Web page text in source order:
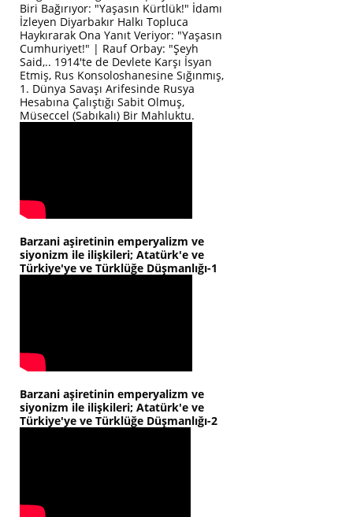
Biri Bağırıyor: "Yaşasın Kürtlük!" İdamı
İzleyen Diyarbakır Halkı Topluca
Haykırarak Ona Yanıt Veriyor: "Yaşasın
Cumhuriyet!" | Rauf Orbay: "Şeyh
Said,.. 1914'te de Devlete Karşı İsyan
Etmiş, Rus Konsoloshanesine Sığınmış,
1. Dünya Savaşı Arifesinde Rusya
Hesabına Çalıştığı Sabit Olmuş,
Müseccel (Sabıkalı) Bir Mahluktu.
Barzani aşiretinin emperyalizm ve
siyonizm ile ilişkileri; Atatürk'e ve
Türkiye'ye ve Türklüğe Düşmanlığı-1
Barzani aşiretinin emperyalizm ve
siyonizm ile ilişkileri; Atatürk'e ve
Türkiye'ye ve Türklüğe Düşmanlığı-2